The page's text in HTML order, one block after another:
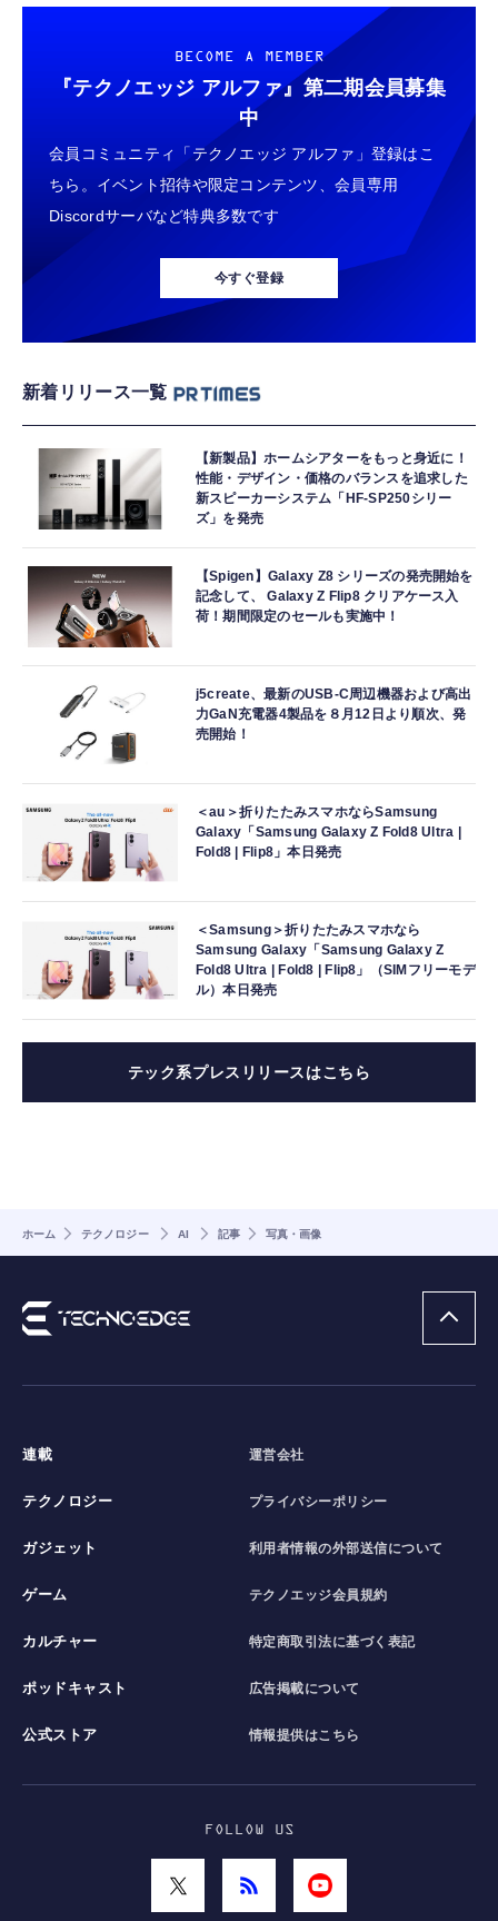
BECOME A MEMBER
『テクノエッジ アルファ』 第二期会員募集
中
会員コミュニティ「テクノエッジ アルファ」登録はこ
ちら。イベント招待や限定コンテンツ、会員専用
Discordサーバなど特典多数です
今すぐ登録
新着リリース一覧
【新製品】ホームシアターをもっと身近に！
性能・デザイン・価格のバランスを追求した
新スピーカーシステム「HF-SP250シリー
ズ」を発売
【Spigen】Galaxy Z8 シリーズの発売開始を
記念して、 Galaxy Z Flip8 クリアケース入
荷！期間限定のセールも実施中！
j5create、最新のUSB-C周辺機器および高出
力GaN充電器4製品を８月12日より順次、発
売開始！
＜au＞折りたたみスマホならSamsung
Galaxy「Samsung Galaxy Z Fold8 Ultra |
Fold8 | Flip8」本日発売
＜Samsung＞折りたたみスマホなら
Samsung Galaxy「Samsung Galaxy Z
Fold8 Ultra | Fold8 | Flip8」（SIMフリーモデ
ル）本日発売
テック系プレスリリースはこちら
ホーム テクノロジー AI 記事 写真・画像
連載
テクノロジー
ガジェット
ゲーム
カルチャー
ポッドキャスト
公式ストア
運営会社
プライバシーポリシー
利用者情報の外部送信について
テクノエッジ会員規約
特定商取引法に基づく表記
広告掲載について
情報提供はこちら
FOLLOW US